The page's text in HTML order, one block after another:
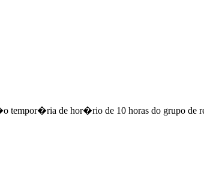
tempor�ria de hor�rio de 10 horas do grupo